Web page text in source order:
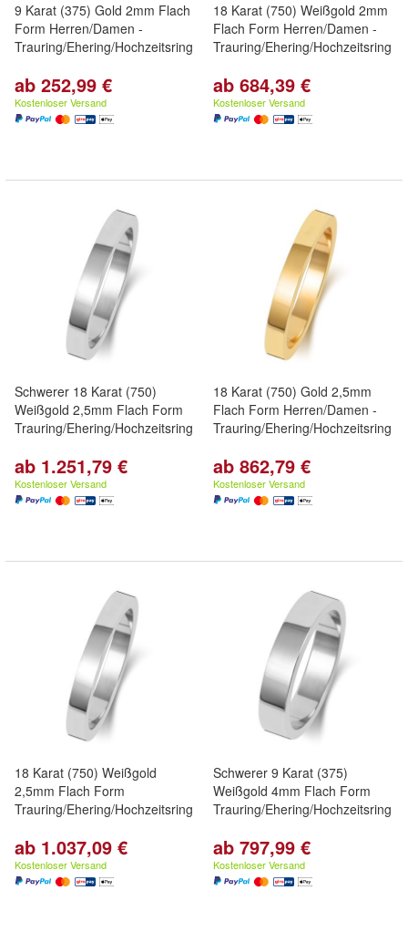
9 Karat (375) Gold 2mm Flach
Form Herren/Damen -
Trauring/Ehering/Hochzeitsring
ab 252,99 €
Kostenloser Versand
18 Karat (750) Weißgold 2mm
Flach Form Herren/Damen -
Trauring/Ehering/Hochzeitsring
ab 684,39 €
Kostenloser Versand
Schwerer 18 Karat (750)
Weißgold 2,5mm Flach Form
Trauring/Ehering/Hochzeitsring
ab 1.251,79 €
Kostenloser Versand
18 Karat (750) Gold 2,5mm
Flach Form Herren/Damen -
Trauring/Ehering/Hochzeitsring
ab 862,79 €
Kostenloser Versand
18 Karat (750) Weißgold
2,5mm Flach Form
Trauring/Ehering/Hochzeitsring
ab 1.037,09 €
Kostenloser Versand
Schwerer 9 Karat (375)
Weißgold 4mm Flach Form
Trauring/Ehering/Hochzeitsring
ab 797,99 €
Kostenloser Versand